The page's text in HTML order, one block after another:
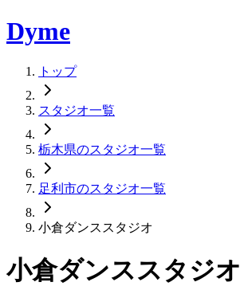
Dyme
トップ
スタジオ一覧
栃木県のスタジオ一覧
足利市のスタジオ一覧
小倉ダンススタジオ
小倉ダンススタジオ